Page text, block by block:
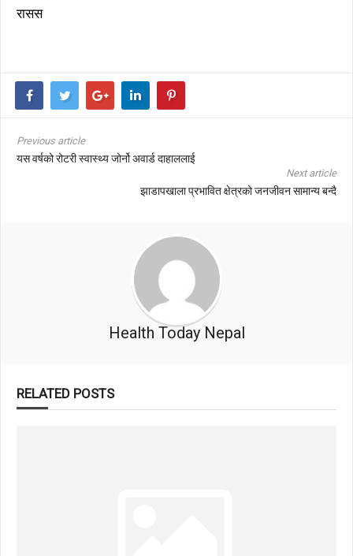
रासस
Previous article
यस वर्षको रोटरी स्वास्थ्य जोर्नो अवार्ड दाहाललाई
Next article
झाडापखाला प्रभावित क्षेत्रको जनजीवन सामान्य बन्दै
Health Today Nepal
RELATED POSTS